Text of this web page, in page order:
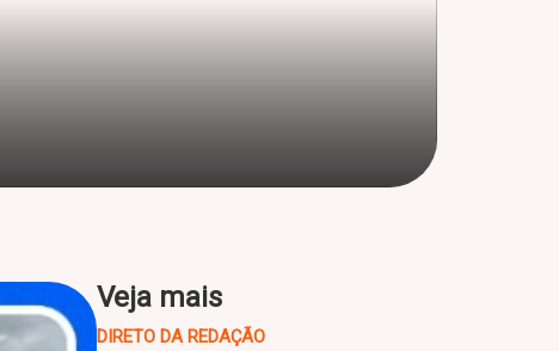
Veja mais
DIRETO DA REDAÇÃO